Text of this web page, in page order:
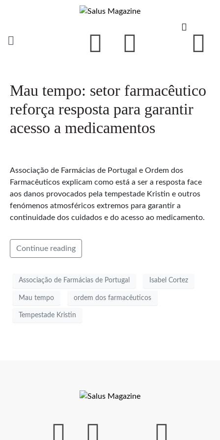
Mau tempo: setor farmacêutico
reforça resposta para garantir
acesso a medicamentos
Associação de Farmácias de Portugal e Ordem dos
Farmacêuticos explicam como está a ser a resposta face
aos danos provocados pela tempestade Kristin e outros
fenómenos atmosféricos extremos para garantir a
continuidade dos cuidados e do acesso ao medicamento.
Continue reading
Associação de Farmácias de Portugal Isabel Cortez
Mau tempo ordem dos farmacêuticos
Tempestade Kristin